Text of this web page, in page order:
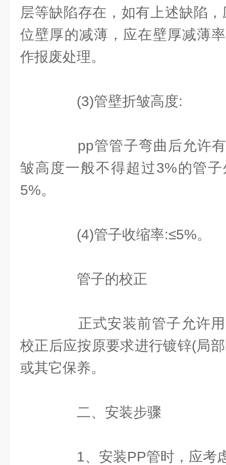
层等缺陷存在，如有上述缺陷
位壁厚的减薄，应在壁厚减薄
作报废处理。
(3)管壁折皱高度:
pp管管子弯曲后允许有
皱高度一般不得超过3%的管
5%。
(4)管子收缩率:≤5%。
管子的校正
正式安装前管子允许用
校正后应按原要求进行镀锌(局
或其它保养。
二、安装步骤
1、安装PP管时，应考